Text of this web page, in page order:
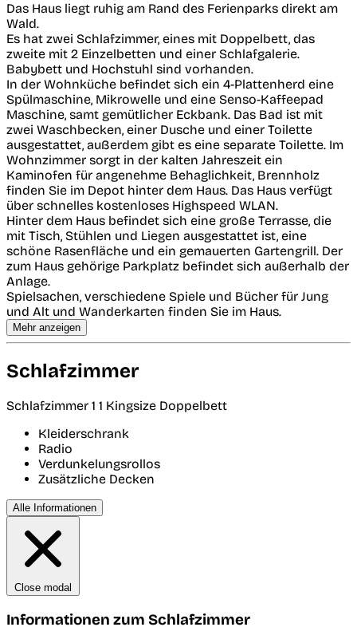
Das Haus liegt ruhig am Rand des Ferienparks direkt am
Wald.
Es hat zwei Schlafzimmer, eines mit Doppelbett, das
zweite mit 2 Einzelbetten und einer Schlafgalerie.
Babybett und Hochstuhl sind vorhanden.
In der Wohnküche befindet sich ein 4-Plattenherd eine
Spülmaschine, Mikrowelle und eine Senso-Kaffeepad
Maschine, samt gemütlicher Eckbank. Das Bad ist mit
zwei Waschbecken, einer Dusche und einer Toilette
ausgestattet, außerdem gibt es eine separate Toilette. Im
Wohnzimmer sorgt in der kalten Jahreszeit ein
Kaminofen für angenehme Behaglichkeit, Brennholz
finden Sie im Depot hinter dem Haus. Das Haus verfügt
über schnelles kostenloses Highspeed WLAN.
Hinter dem Haus befindet sich eine große Terrasse, die
mit Tisch, Stühlen und Liegen ausgestattet ist, eine
schöne Rasenfläche und ein gemauerten Gartengrill. Der
zum Haus gehörige Parkplatz befindet sich außerhalb der
Anlage.
Spielsachen, verschiedene Spiele und Bücher für Jung
und Alt und Wanderkarten finden Sie im Haus.
Mehr anzeigen
Schlafzimmer
Schlafzimmer 1 1 Kingsize Doppelbett
Kleiderschrank
Radio
Verdunkelungsrollos
Zusätzliche Decken
Alle Informationen
Close modal
Informationen zum Schlafzimmer